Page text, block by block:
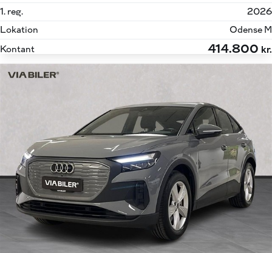
1. reg.
2026
Lokation
Odense M
Kontant
414.800 kr.